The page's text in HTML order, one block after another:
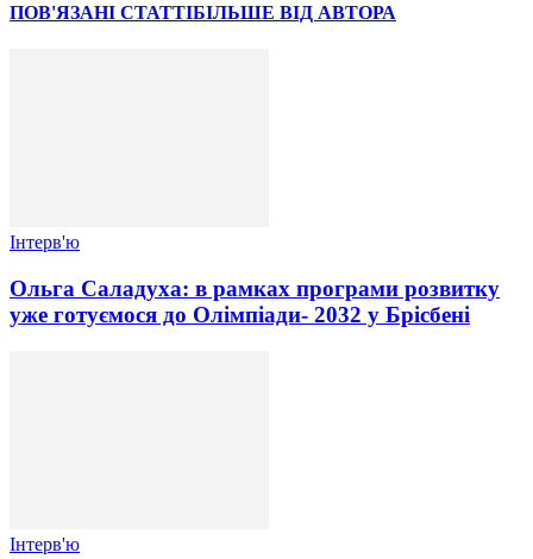
ПОВ'ЯЗАНІ СТАТТІБІЛЬШЕ ВІД АВТОРА
Інтерв'ю
Ольга Саладуха: в рамках програми розвитку
уже готуємося до Олімпіади- 2032 у Брісбені
Інтерв'ю